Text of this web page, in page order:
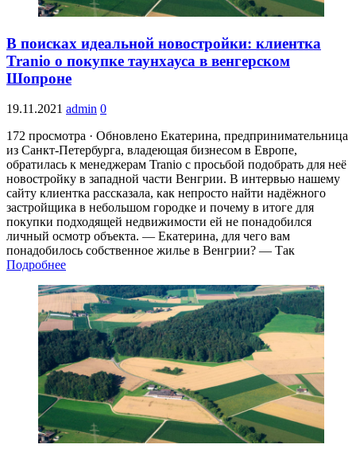
В поисках идеальной новостройки: клиентка
Tranio о покупке таунхауса в венгерском
Шопроне
19.11.2021 admin 0
172 просмотра · Обновлено Екатерина, предпринимательница
из Санкт-Петербурга, владеющая бизнесом в Европе,
обратилась к менеджерам Tranio с просьбой подобрать для неё
новостройку в западной части Венгрии. В интервью нашему
сайту клиентка рассказала, как непросто найти надёжного
застройщика в небольшом городке и почему в итоге для
покупки подходящей недвижимости ей не понадобился
личный осмотр объекта. — Екатерина, для чего вам
понадобилось собственное жилье в Венгрии? — Так
Подробнее